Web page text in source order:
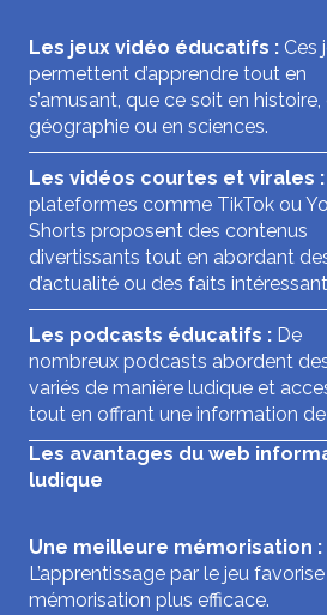
Les jeux vidéo éducatifs : Ces
permettent d’apprendre tout en
s’amusant, que ce soit en histoire,
géographie ou en sciences.
Les vidéos courtes et virales :
plateformes comme TikTok ou
Shorts proposent des contenus
divertissants tout en abordant
d’actualité ou des faits
Les podcasts éducatifs : De
nombreux podcasts abordent
variés de manière ludique et
tout en offrant une information
Les avantages du web
ludique
Une meilleure mémorisation :
L’apprentissage par le jeu
mémorisation plus efficace.